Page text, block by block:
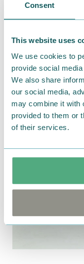
Consent
This website uses
We use cookies to
provide social
We also share
our social media,
may combine it with
provided to them or
of their services.
イベント特製オリ
種、先着1,000名さ
にはなんと開場か
ったとか。ご来場
らどうぞご容赦く